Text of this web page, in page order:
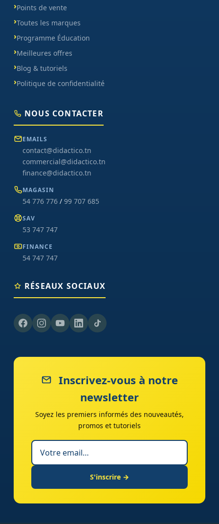
Points de vente
Toutes les marques
Programme Éducation
Meilleures offres
Blog & tutoriels
Politique de confidentialité
NOUS CONTACTER
EMAILS
contact@didactico.tn
commercial@didactico.tn
finance@didactico.tn
MAGASIN
54 776 776 / 99 707 685
SAV
53 747 747
FINANCE
54 747 747
RÉSEAUX SOCIAUX
Inscrivez-vous à notre
newsletter
Soyez les premiers informés des nouveautés,
promos et tutoriels
S'inscrire →